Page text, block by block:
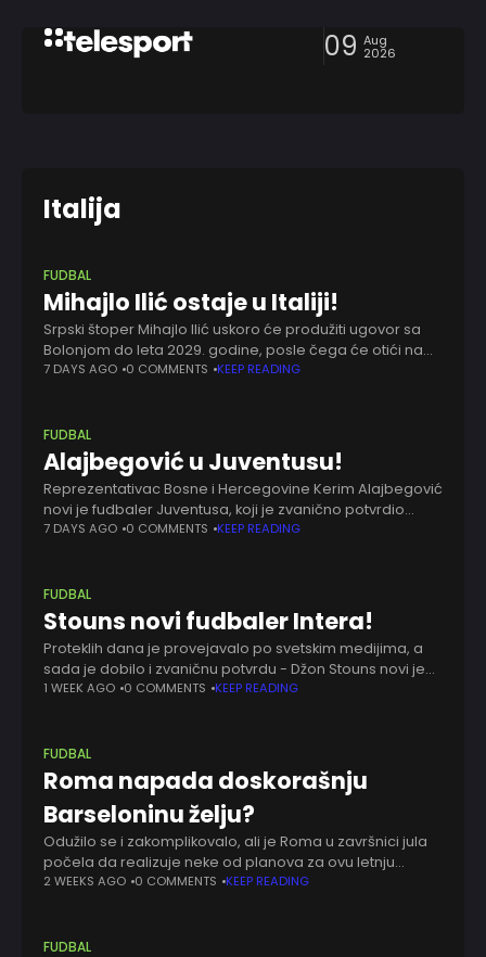
09 Aug
2026
Italija
FUDBAL
Mihajlo Ilić ostaje u Italiji!
Srpski štoper Mihajlo Ilić uskoro će produžiti ugovor sa
Bolonjom do leta 2029. godine, posle čega će otići na
jednogodišnju pozajmicu u Ćezenu, prenose italijanski
7 DAYS AGO 0 COMMENTS KEEP READING
FUDBAL
Alajbegović u Juventusu!
Reprezentativac Bosne i Hercegovine Kerim Alajbegović
novi je fudbaler Juventusa, koji je zvanično potvrdio
dolazak talentovanog veziste. Torinski velikan će za
7 DAYS AGO 0 COMMENTS KEEP READING
FUDBAL
Stouns novi fudbaler Intera!
Proteklih dana je provejavalo po svetskim medijima, a
sada je dobilo i zvaničnu potvrdu - Džon Stouns novi je
fudbaler Intera. Englez je u Milano stigao bez
1 WEEK AGO 0 COMMENTS KEEP READING
FUDBAL
Roma napada doskorašnju
Barseloninu želju?
Odužilo se i zakomplikovalo, ali je Roma u završnici jula
počela da realizuje neke od planova za ovu letnju
transfer pijacu. Prvo pojačanje je stiglo, drugo je blizu,
2 WEEKS AGO 0 COMMENTS KEEP READING
FUDBAL